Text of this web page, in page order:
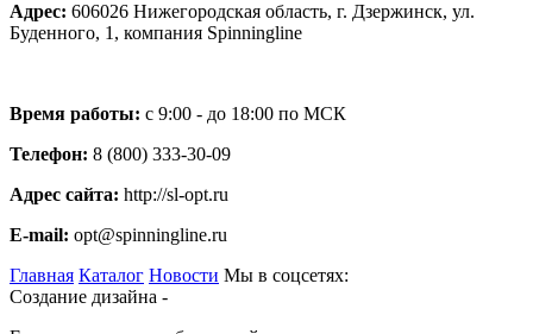
Адрес: 606026 Нижегородская область, г. Дзержинск, ул.
Буденного, 1, компания Spinningline
Время работы: с 9:00 - до 18:00 по МСК
Телефон: 8 (800) 333-30-09
Адрес сайта: http://sl-opt.ru
E-mail: opt@spinningline.ru
Главная Каталог Новости Мы в соцсетях:
Создание дизайна -